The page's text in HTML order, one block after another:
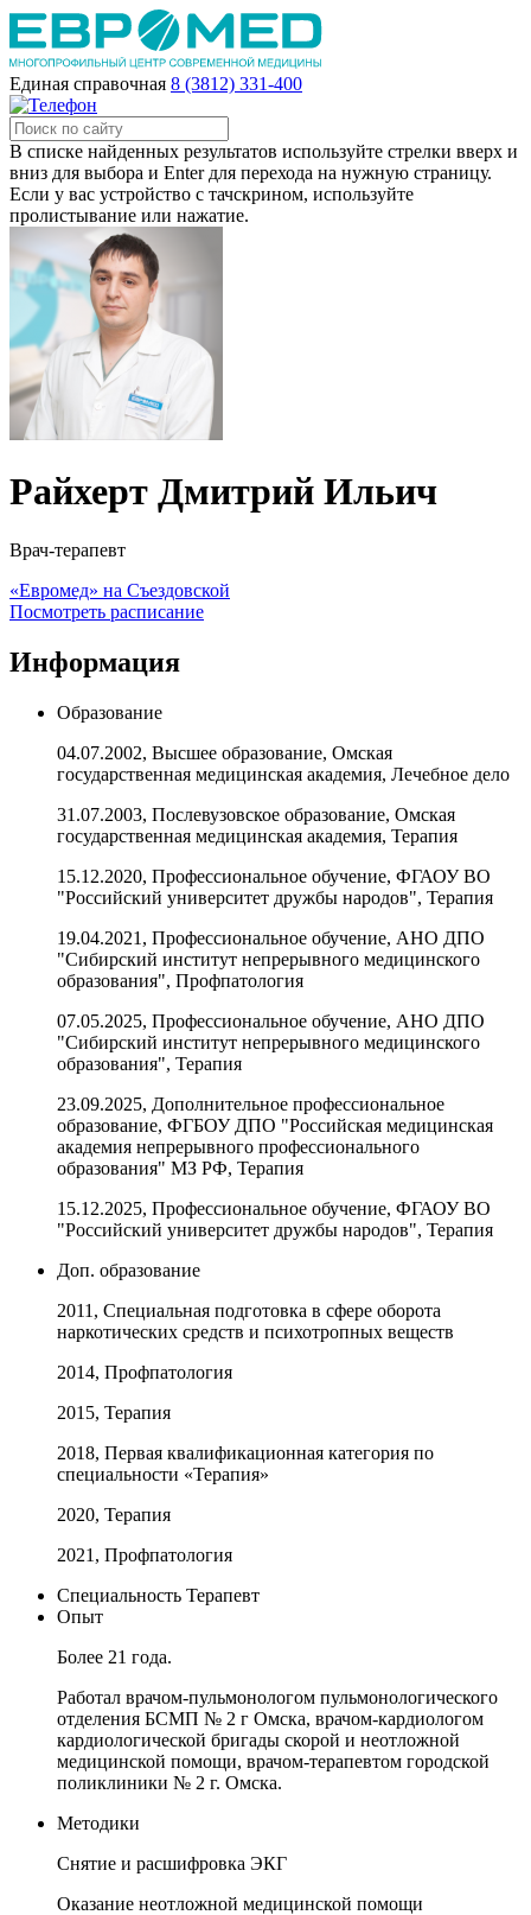
Единая справочная 8 (3812) 331-400
В списке найденных результатов используйте стрелки вверх и
вниз для выбора и Enter для перехода на нужную страницу.
Если у вас устройство с тачскрином, используйте
пролистывание или нажатие.
Райхерт Дмитрий Ильич
Врач-терапевт
«Евромед» на Съездовской
Посмотреть расписание
Информация
Образование
04.07.2002, Высшее образование, Омская
государственная медицинская академия, Лечебное дело
31.07.2003, Послевузовское образование, Омская
государственная медицинская академия, Терапия
15.12.2020, Профессиональное обучение, ФГАОУ ВО
"Российский университет дружбы народов", Терапия
19.04.2021, Профессиональное обучение, АНО ДПО
"Сибирский институт непрерывного медицинского
образования", Профпатология
07.05.2025, Профессиональное обучение, АНО ДПО
"Сибирский институт непрерывного медицинского
образования", Терапия
23.09.2025, Дополнительное профессиональное
образование, ФГБОУ ДПО "Российская медицинская
академия непрерывного профессионального
образования" МЗ РФ, Терапия
15.12.2025, Профессиональное обучение, ФГАОУ ВО
"Российский университет дружбы народов", Терапия
Доп. образование
2011, Специальная подготовка в сфере оборота
наркотических средств и психотропных веществ
2014, Профпатология
2015, Терапия
2018, Первая квалификационная категория по
специальности «Терапия»
2020, Терапия
2021, Профпатология
Специальность Терапевт
Опыт
Более 21 года.
Работал врачом-пульмонологом пульмонологического
отделения БСМП № 2 г Омска, врачом-кардиологом
кардиологической бригады скорой и неотложной
медицинской помощи, врачом-терапевтом городской
поликлиники № 2 г. Омска.
Методики
Снятие и расшифровка ЭКГ
Оказание неотложной медицинской помощи